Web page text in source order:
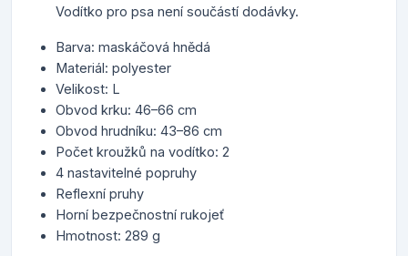
Vodítko pro psa není součástí dodávky.
Barva: maskáčová hnědá
Materiál: polyester
Velikost: L
Obvod krku: 46–66 cm
Obvod hrudníku: 43–86 cm
Počet kroužků na vodítko: 2
4 nastavitelné popruhy
Reflexní pruhy
Horní bezpečnostní rukojeť
Hmotnost: 289 g